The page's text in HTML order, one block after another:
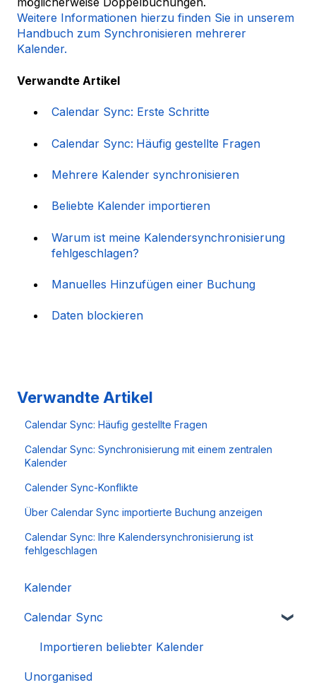
Weitere Informationen hierzu finden Sie in unserem
Handbuch zum Synchronisieren mehrerer
Kalender.
Verwandte Artikel
Calendar Sync: Erste Schritte
Calendar Sync: Häufig gestellte Fragen
Mehrere Kalender synchronisieren
Beliebte Kalender importieren
Warum ist meine Kalendersynchronisierung
fehlgeschlagen?
Manuelles Hinzufügen einer Buchung
Daten blockieren
Verwandte Artikel
Calendar Sync: Häufig gestellte Fragen
Calendar Sync: Synchronisierung mit einem zentralen
Kalender
Calender Sync-Konflikte
Über Calendar Sync importierte Buchung anzeigen
Calendar Sync: Ihre Kalendersynchronisierung ist
fehlgeschlagen
Kalender
Calendar Sync
Importieren beliebter Kalender
Unorganised